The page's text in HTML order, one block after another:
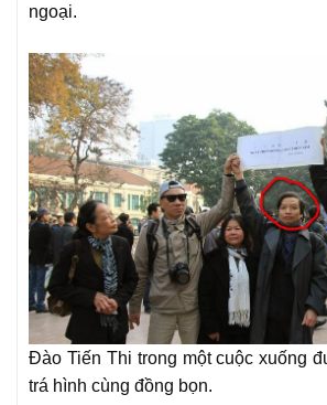
ngoại.
Đào Tiến Thi trong một cuộc xuống
trá hình cùng đồng bọn.